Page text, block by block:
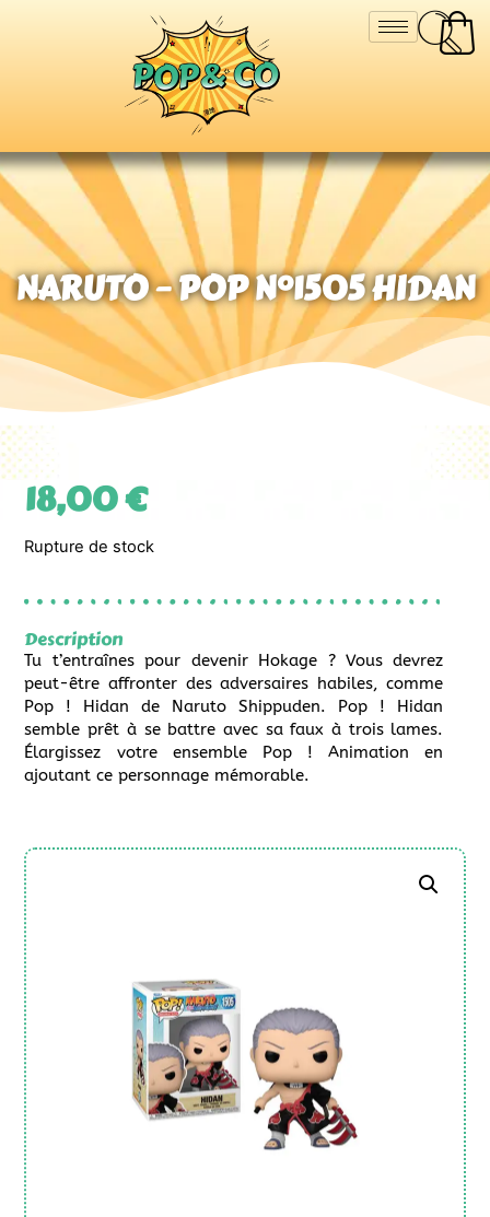
NARUTO – POP N°1505 HIDAN
18,00€
Rupture de stock
Description
Tu t’entraînes pour devenir Hokage ? Vous devrez
peut-être affronter des adversaires habiles, comme
Pop ! Hidan de Naruto Shippuden. Pop ! Hidan
semble prêt à se battre avec sa faux à trois lames.
Élargissez votre ensemble Pop ! Animation en
ajoutant ce personnage mémorable.